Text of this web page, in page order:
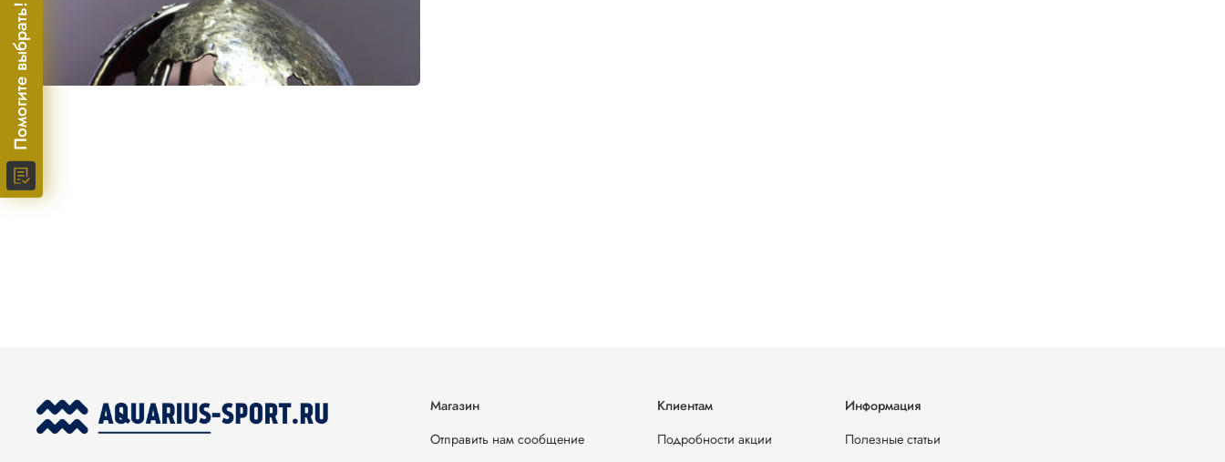
Помогите выбрать!
Магазин
Отправить нам сообщение
Клиентам
Подробности акции
Информация
Полезные статьи